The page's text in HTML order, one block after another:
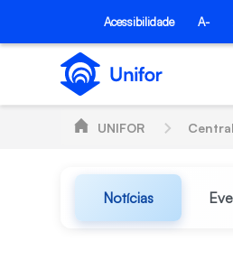
Pular para o Conteúdo principal
Acessibilidade A-
UNIFOR
Notícias